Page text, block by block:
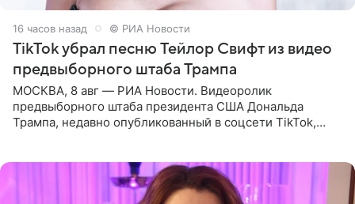
16 часов назад © РИА Новости
TikTok убрал песню Тейлор Свифт из видео
предвыборного штаба Трампа
МОСКВА, 8 авг — РИА Новости. Видеоролик
предвыборного штаба президента США Дональда
Трампа, недавно опубликованный в соцсети TikTok,